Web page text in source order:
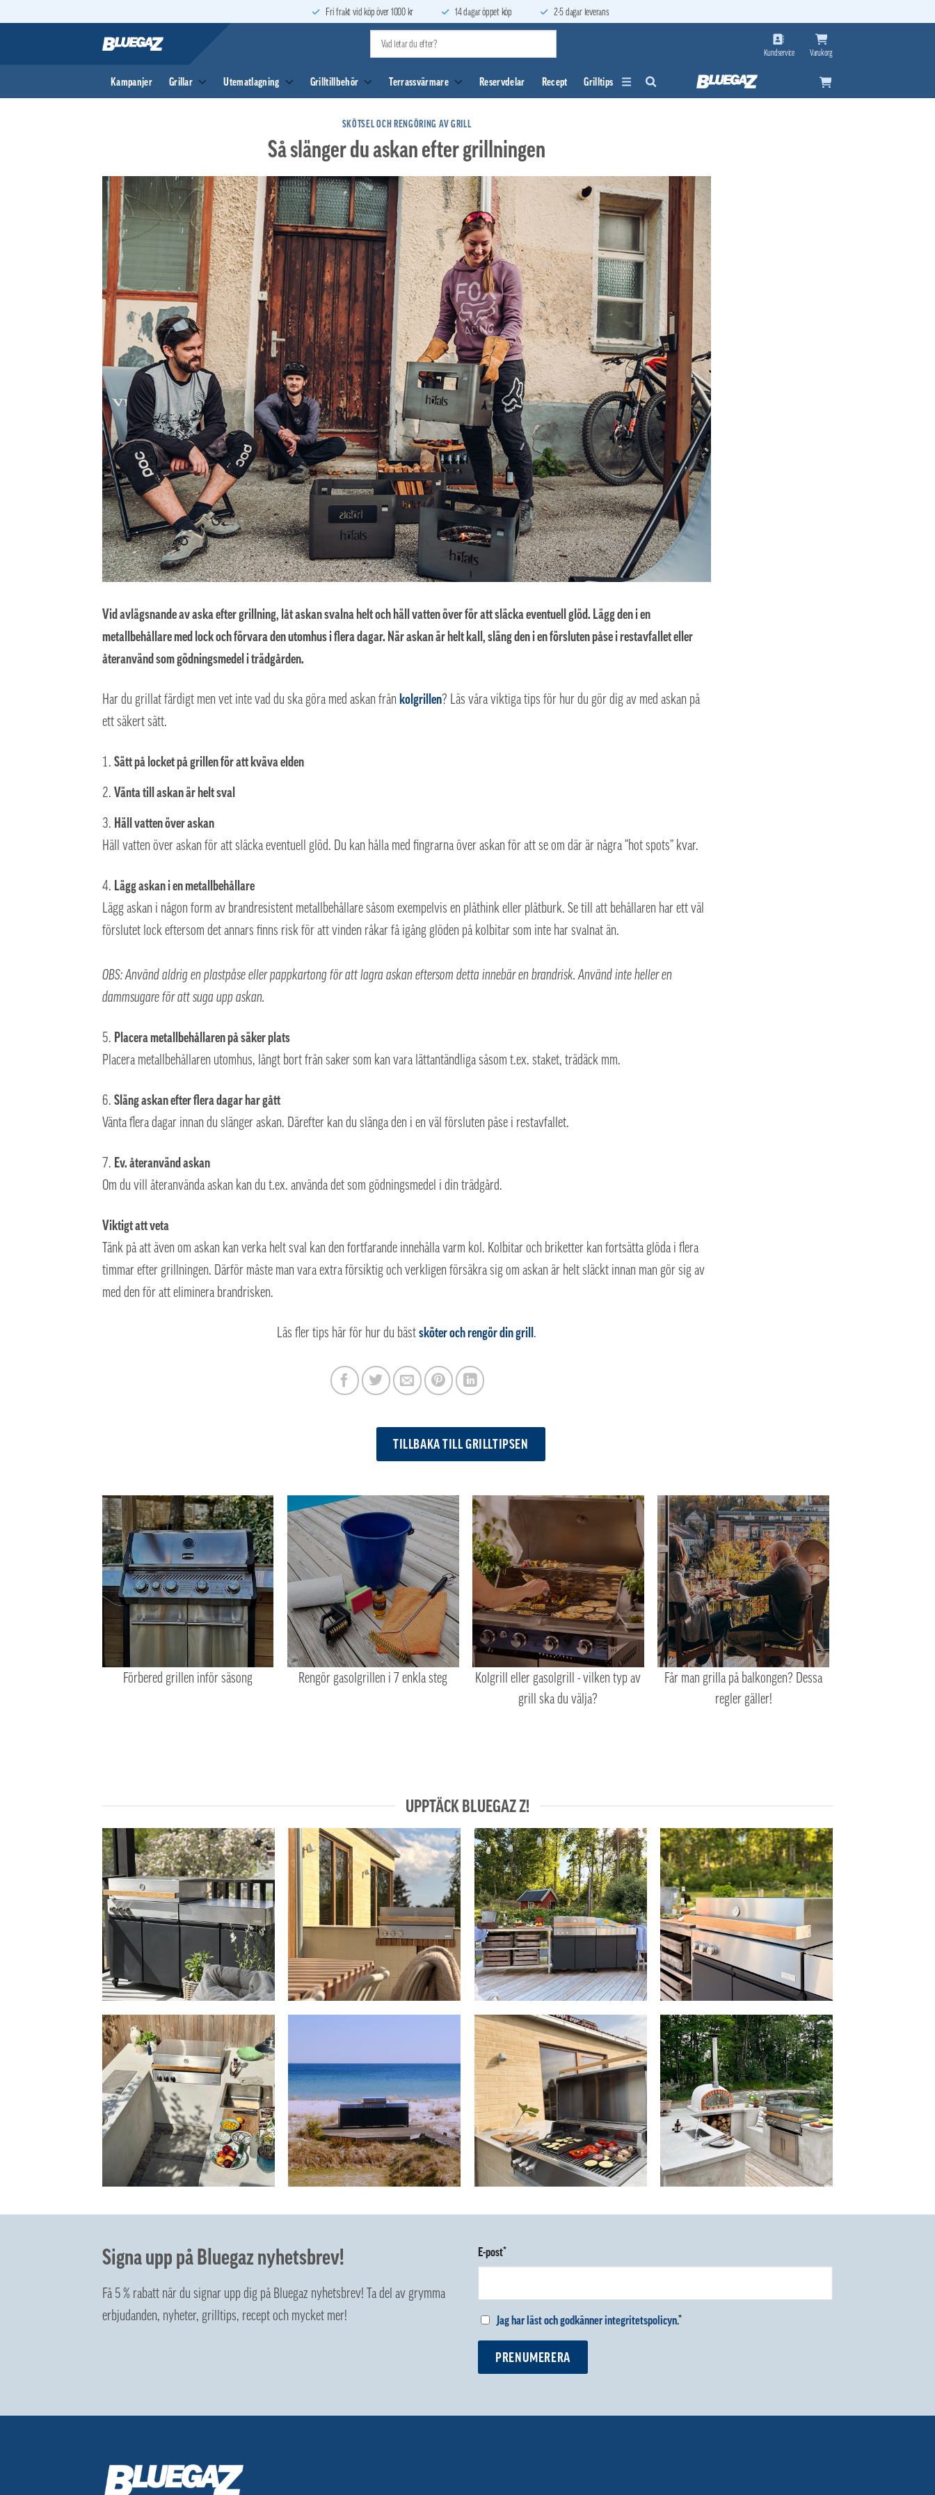
Fri frakt vid köp över 1000 kr 14 dagar öppet köp 2-5 dagar leverans
Kundservice Varukorg
Kampanjer Grillar Utematlagning Grilltillbehör Terrassvärmare Reservdelar Recept Grilltips
SKÖTSEL OCH RENGÖRING AV GRILL
Så slänger du askan efter grillningen
Vid avlägsnande av aska efter grillning, låt askan svalna helt och häll vatten över för att släcka eventuell glöd. Lägg den i en
metallbehållare med lock och förvara den utomhus i flera dagar. När askan är helt kall, släng den i en försluten påse i restavfallet eller
återanvänd som gödningsmedel i trädgården.
Har du grillat färdigt men vet inte vad du ska göra med askan från kolgrillen? Läs våra viktiga tips för hur du gör dig av med askan på
ett säkert sätt.
Sätt på locket på grillen för att kväva elden
Vänta till askan är helt sval
Häll vatten över askan
Häll vatten över askan för att släcka eventuell glöd. Du kan hålla med fingrarna över askan för att se om där är några “hot spots” kvar.
Lägg askan i en metallbehållare
Lägg askan i någon form av brandresistent metallbehållare såsom exempelvis en plåthink eller plåtburk. Se till att behållaren har ett väl
förslutet lock eftersom det annars finns risk för att vinden råkar få igång glöden på kolbitar som inte har svalnat än.
OBS: Använd aldrig en plastpåse eller pappkartong för att lagra askan eftersom detta innebär en brandrisk. Använd inte heller en
dammsugare för att suga upp askan.
Placera metallbehållaren på säker plats
Placera metallbehållaren utomhus, långt bort från saker som kan vara lättantändliga såsom t.ex. staket, trädäck mm.
Släng askan efter flera dagar har gått
Vänta flera dagar innan du slänger askan. Därefter kan du slänga den i en väl försluten påse i restavfallet.
Ev. återanvänd askan
Om du vill återanvända askan kan du t.ex. använda det som gödningsmedel i din trädgård.
Viktigt att veta
Tänk på att även om askan kan verka helt sval kan den fortfarande innehålla varm kol. Kolbitar och briketter kan fortsätta glöda i flera
timmar efter grillningen. Därför måste man vara extra försiktig och verkligen försäkra sig om askan är helt släckt innan man gör sig av
med den för att eliminera brandrisken.
Läs fler tips här för hur du bästsköter och rengör din grill .
TILLBAKA TILL GRILLTIPSEN
Förbered grillen inför säsong Rengör gasolgrillen i 7 enkla steg
Kolgrill eller gasolgrill - vilken typ av
grill ska du välja?
Får man grilla på balkongen? Dessa
regler gäller!
UPPTÄCK BLUEGAZ Z!
Signa upp på Bluegaz nyhetsbrev!
Få 5 % rabatt när du signar upp dig på Bluegaz nyhetsbrev! Ta del av grymma
erbjudanden, nyheter, grilltips, recept och mycket mer!
E-post*
Jag har läst och godkänner integritetspolicyn.*
PRENUMERERA